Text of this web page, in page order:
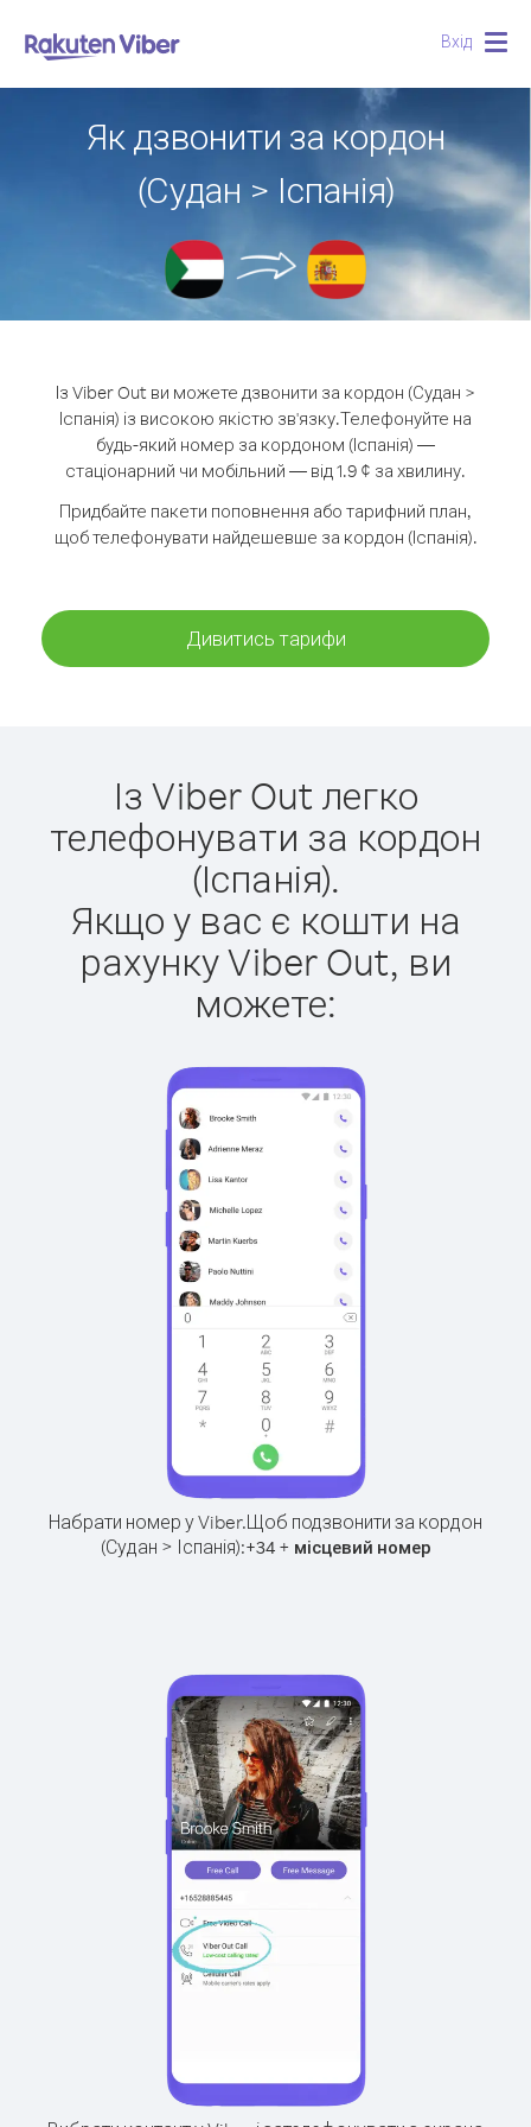
Вхід
Як дзвонити за кордон
(Судан > Іспанія)
Із Viber Out ви можете дзвонити за кордон (Судан >
Іспанія) із високою якістю зв'язку.Телефонуйте на
будь-який номер за кордоном (Іспанія) —
стаціонарний чи мобільний — від 1.9 ¢ за хвилину.
Придбайте пакети поповнення або тарифний план,
щоб телефонувати найдешевше за кордон (Іспанія).
Дивитись тарифи
Із Viber Out легко
телефонувати за кордон
(Іспанія).
Якщо у вас є кошти на
рахунку Viber Out, ви
можете:
Набрати номер у Viber.Щоб подзвонити за кордон
(Судан > Іспанія):+34+ місцевий номер